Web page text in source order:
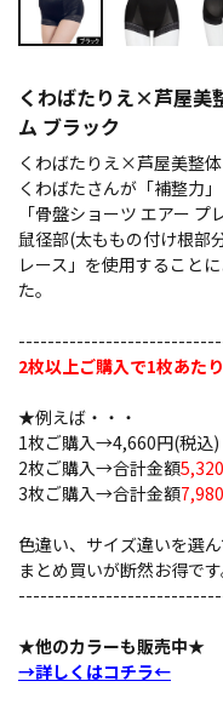
くわばたりえ×芦屋美
ム ブラック
くわばたりえ×芦屋美整
くわばたさんが「補整力
「骨盤ショーツ エアー プ
鼠径部(太ももの付け根部
レース」を使用すること
た。
2枚以上ご購入で1枚あた
★例えば・・・
1枚ご購入→4,660円(税込)
2枚ご購入→合計金額
3枚ご購入→合計金額
色違い、サイズ違いを選ん
まとめ買いが断然お得です
★他のカラーも販売中★
→詳しくはコチラ←